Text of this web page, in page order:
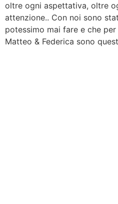
oltre ogni aspettativa, oltre
attenzione.. Con noi sono
potessimo mai fare e che
Matteo & Federica sono